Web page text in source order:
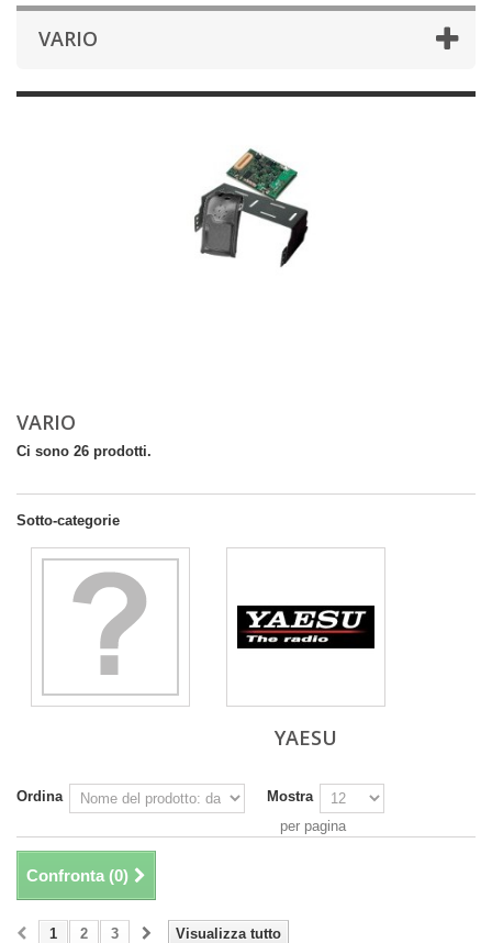
VARIO
VARIO
Ci sono 26 prodotti.
Sotto-categorie
YAESU
Ordina
Mostra
per pagina
Confronta (0)
Visualizza tutto
1 2 3